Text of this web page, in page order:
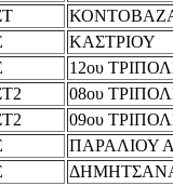
ΚΑΣΤΡΙΟΥ
12ου
08ου
09ου
ΠΑΡΑΛΙΟΥ